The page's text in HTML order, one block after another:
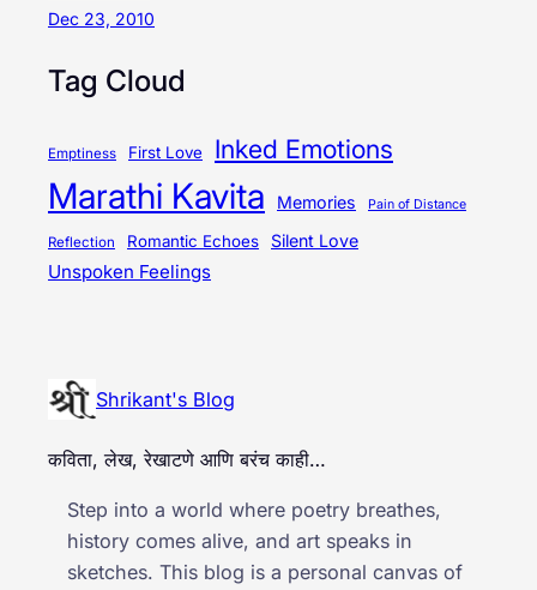
Dec 23, 2010
Tag Cloud
Emptiness First Love Inked Emotions
Marathi Kavita Memories Pain of Distance
Reflection Romantic Echoes Silent Love
Unspoken Feelings
Shrikant's Blog
कविता, लेख, रेखाटणे आणि बरंच काही…
Step into a world where poetry breathes,
history comes alive, and art speaks in
sketches. This blog is a personal canvas of